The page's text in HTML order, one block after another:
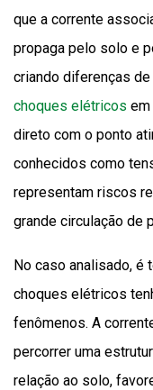
que a corrente
propaga pelo solo e
criando diferenças
choques elétricos
direto com o ponto
conhecidos como
representam riscos
grande circulação de
No caso analisado, é
choques elétricos
fenômenos. A
percorrer uma
relação ao solo,